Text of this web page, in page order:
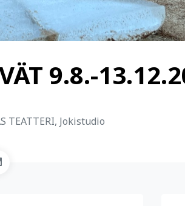
9.8.-
TEATTERI, Jokistudio